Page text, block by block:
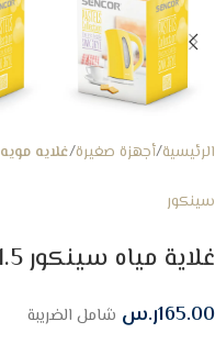
الرئيسية أجهزة صغيرة غلايه مويه
سينكور
غلاية مياه سينكور 1.5 لتر – 2400 وات – أصفر
165.00ر.س شامل الضريبة